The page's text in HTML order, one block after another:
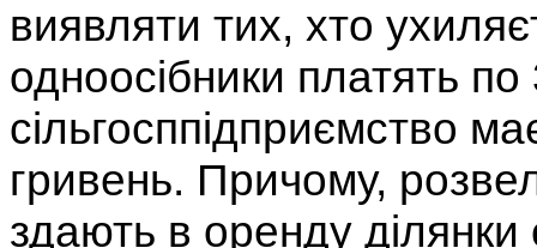
виявляти тих, хто
одноосібники платять
сільгосппідприємство
гривень. Причому,
здають в оренду